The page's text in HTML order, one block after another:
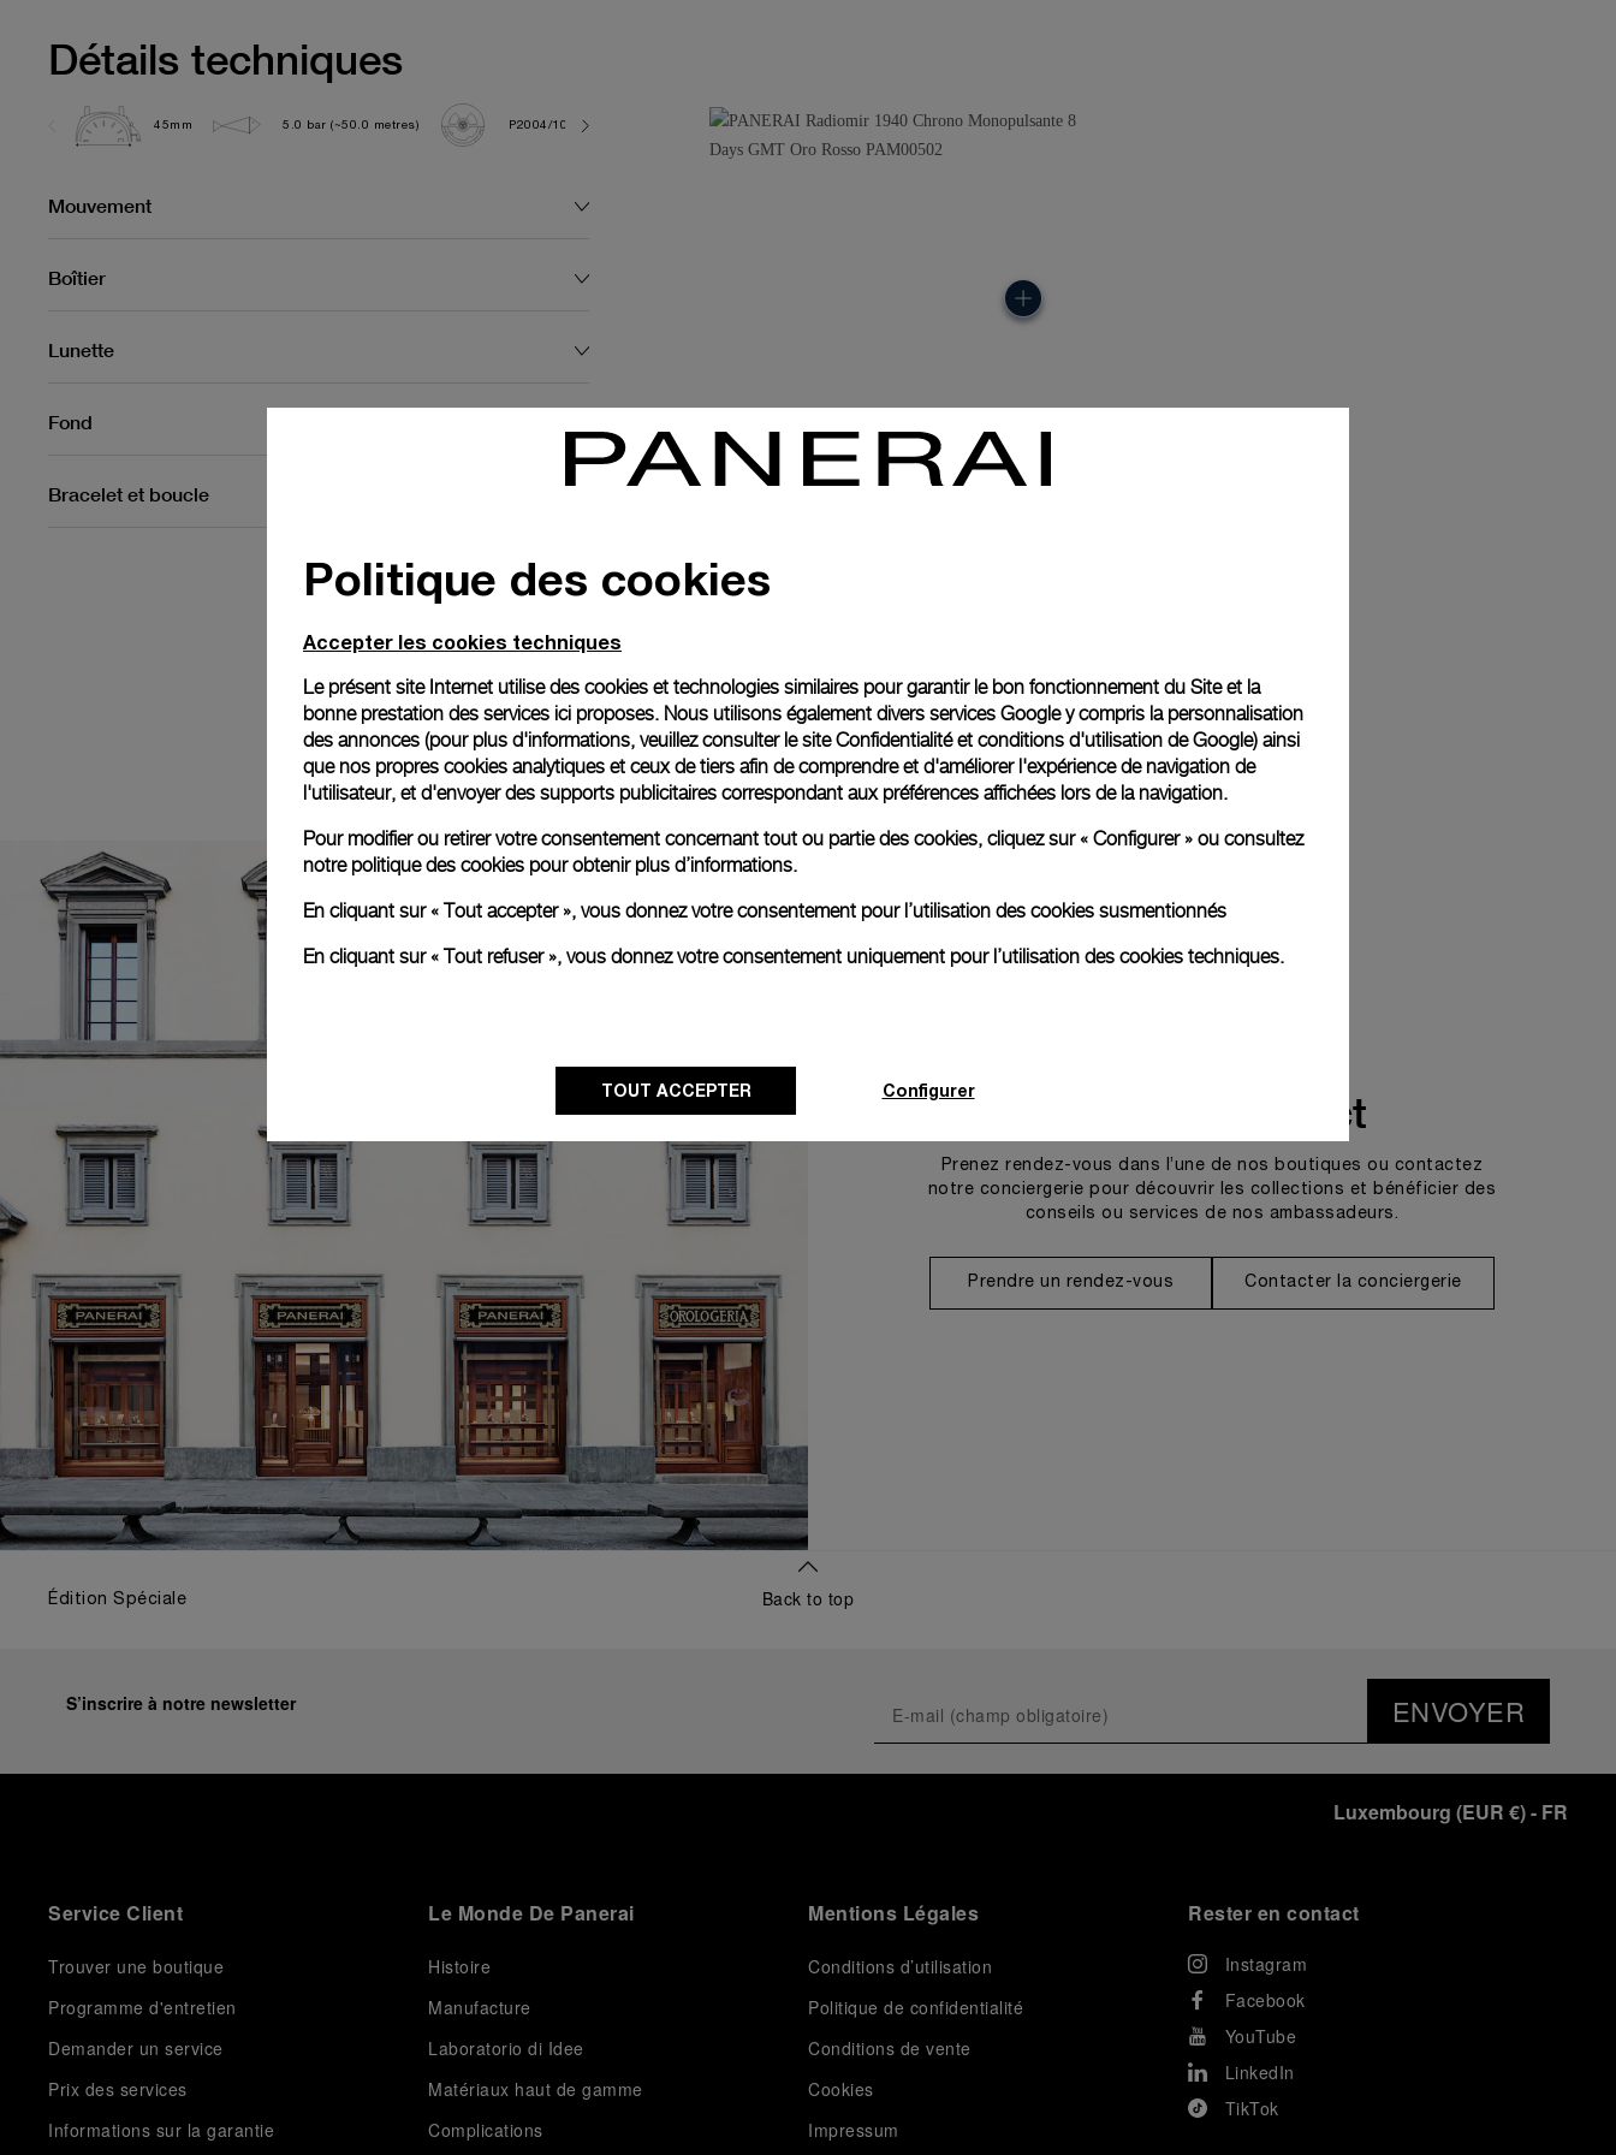
Détails techniques
45mm 5.0 bar (~50.0 metres) P2004/10
Mouvement
Boîtier
Lunette
Fond
Bracelet et boucle
Prendre contact
Prenez rendez-vous dans l’une de nos boutiques ou contactez
notre conciergerie pour découvrir les collections et bénéficier des
conseils ou services de nos ambassadeurs.
Prendre un rendez-vous Contacter la conciergerie
Édition Spéciale Back to top
S’inscrire à notre newsletter ENVOYER
Luxembourg (EUR €)- FR
Service Client
Trouver une boutique
Programme d'entretien
Demander un service
Prix des services
Informations sur la garantie
Le Monde De Panerai
Histoire
Manufacture
Laboratorio di Idee
Matériaux haut de gamme
Complications
Mentions Légales
Conditions d’utilisation
Politique de confidentialité
Conditions de vente
Cookies
Impressum
Rester en contact
Instagram
Facebook
YouTube
LinkedIn
TikTok
Politique des cookies
Accepter les cookies techniques
Le présent site Internet utilise des cookies et technologies similaires pour garantir le bon fonctionnement du Site et la
bonne prestation des services ici proposes. Nous utilisons également divers services Google y compris la personnalisation
des annonces (pour plus d'informations, veuillez consulter lesite Confidentialité et conditions d'utilisation de Google) ainsi
que nos propres cookies analytiques et ceux de tiers afin de comprendre et d'améliorer l'expérience de navigation de
l'utilisateur, et d'envoyer des supports publicitaires correspondant aux préférences affichées lors de la navigation.
Pour modifier ou retirer votre consentement concernant tout ou partie des cookies, cliquez sur « Configurer » ou consultez
notre politique des cookies pour obtenir plus d’informations.
En cliquant sur « Tout accepter », vous donnez votre consentement pour l’utilisation des cookies susmentionnés
En cliquant sur « Tout refuser », vous donnez votre consentement uniquement pour l’utilisation des cookies techniques.
TOUT ACCEPTER Configurer